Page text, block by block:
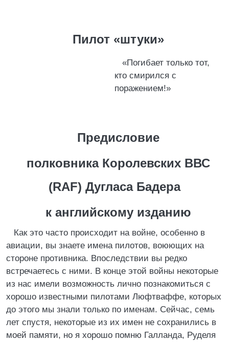
Пилот «штуки»
«Погибает только тот,
кто смирился с
поражением!»
Предисловие
полковника Королевских ВВС
(RAF) Дугласа Бадера
к английскому изданию
Как это часто происходит на войне, особенно в
авиации, вы знаете имена пилотов, воюющих на
стороне противника. Впоследствии вы редко
встречаетесь с ними. В конце этой войны некоторые
из нас имели возможность лично познакомиться с
хорошо известными пилотами Люфтваффе, которых
до этого мы знали только по именам. Сейчас, семь
лет спустя, некоторые из их имен не сохранились в
моей памяти, но я хорошо помню Галланда, Руделя